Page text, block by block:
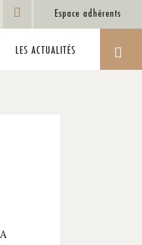
Espace adhérents
LES ACTUALITÉS